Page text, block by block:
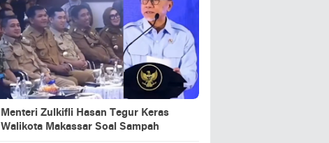
Menteri Zulkifli Hasan Tegur Keras
Walikota Makassar Soal Sampah